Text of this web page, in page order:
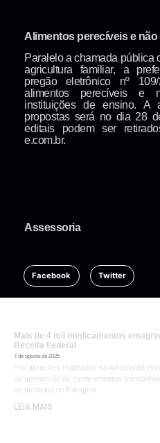
Alimentos perecíveis e
Paralelo a chamada pública
agricultura familiar, a
pregão eletrônico nº
alimentos perecíveis e
instituições de ensino. A
propostas será no dia 28
editais podem ser
e.com.br.
Assessoria
Facebook Twitter
Mais de 4 mil medicamentos
Receita Federal
7 de agosto de 2026
Fiscalizações realizadas na Aduana da
na apreensão de medicamentos
de medicina do Paraguai
LEIA MAIS